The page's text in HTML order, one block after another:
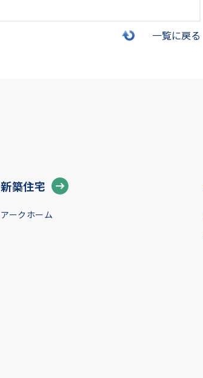
一覧に戻る
新築住宅
アークホーム